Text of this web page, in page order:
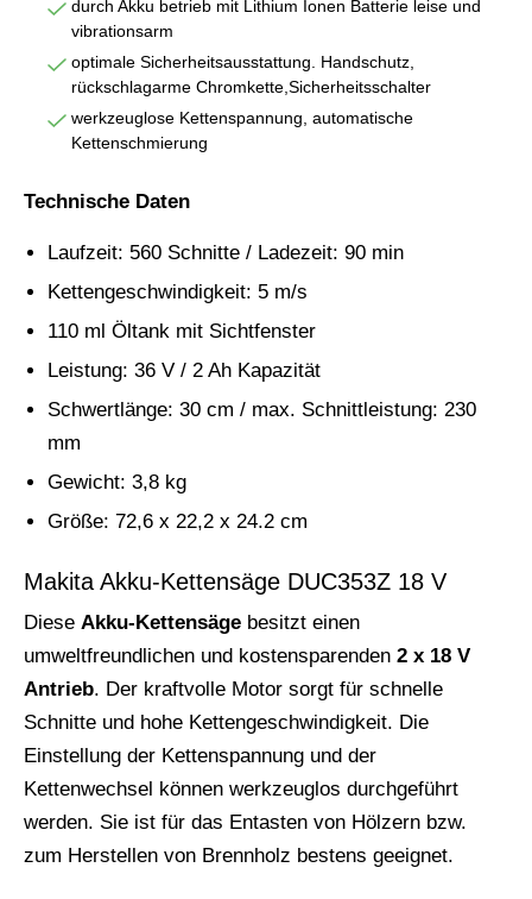
durch Akku betrieb mit Lithium Ionen Batterie leise und
vibrationsarm
optimale Sicherheitsausstattung. Handschutz,
rückschlagarme Chromkette,Sicherheitsschalter
werkzeuglose Kettenspannung, automatische
Kettenschmierung
Technische Daten
Laufzeit: 560 Schnitte / Ladezeit: 90 min
Kettengeschwindigkeit: 5 m/s
110 ml Öltank mit Sichtfenster
Leistung: 36 V / 2 Ah Kapazität
Schwertlänge: 30 cm / max. Schnittleistung: 230
mm
Gewicht: 3,8 kg
Größe: 72,6 x 22,2 x 24.2 cm
Makita Akku-Kettensäge DUC353Z 18 V
Diese Akku-Kettensäge besitzt einen
umweltfreundlichen und kostensparenden 2 x 18 V
Antrieb. Der kraftvolle Motor sorgt für schnelle
Schnitte und hohe Kettengeschwindigkeit. Die
Einstellung der Kettenspannung und der
Kettenwechsel können werkzeuglos durchgeführt
werden. Sie ist für das Entasten von Hölzern bzw.
zum Herstellen von Brennholz bestens geeignet.